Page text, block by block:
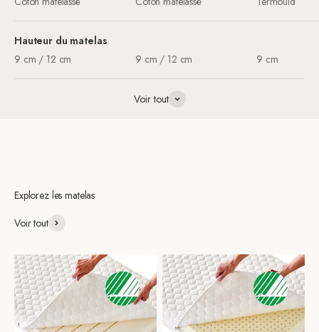
Hauteur du matelas
9 cm / 12 cm
9 cm / 12 cm 9 cm
Voir tout
Explorez les matelas
Voir tout